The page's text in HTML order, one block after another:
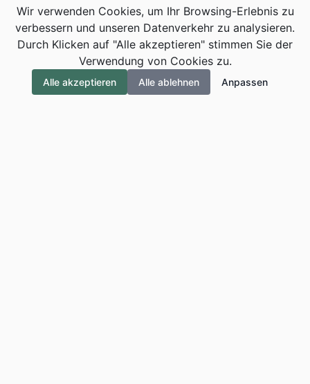
Wir verwenden Cookies, um Ihr Browsing-Erlebnis zu
verbessern und unseren Datenverkehr zu analysieren.
Durch Klicken auf "Alle akzeptieren" stimmen Sie der
Verwendung von Cookies zu.
Alle akzeptieren Alle ablehnen Anpassen